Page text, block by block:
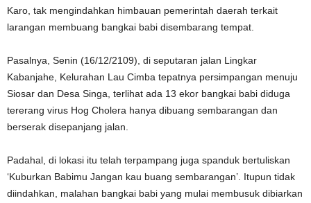
Karo, tak mengindahkan himbauan pemerintah daerah terkait
larangan membuang bangkai babi disembarang tempat.
Pasalnya, Senin (16/12/2109), di seputaran jalan Lingkar
Kabanjahe, Kelurahan Lau Cimba tepatnya persimpangan menuju
Siosar dan Desa Singa, terlihat ada 13 ekor bangkai babi diduga
tererang virus Hog Cholera hanya dibuang sembarangan dan
berserak disepanjang jalan.
Padahal, di lokasi itu telah terpampang juga spanduk bertuliskan
‘Kuburkan Babimu Jangan kau buang sembarangan’. Itupun tidak
diindahkan, malahan bangkai babi yang mulai membusuk dibiarkan